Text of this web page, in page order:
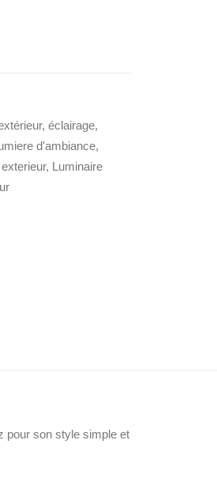
, éclairage,
d'ambiance,
, Luminaire
pour son style simple et